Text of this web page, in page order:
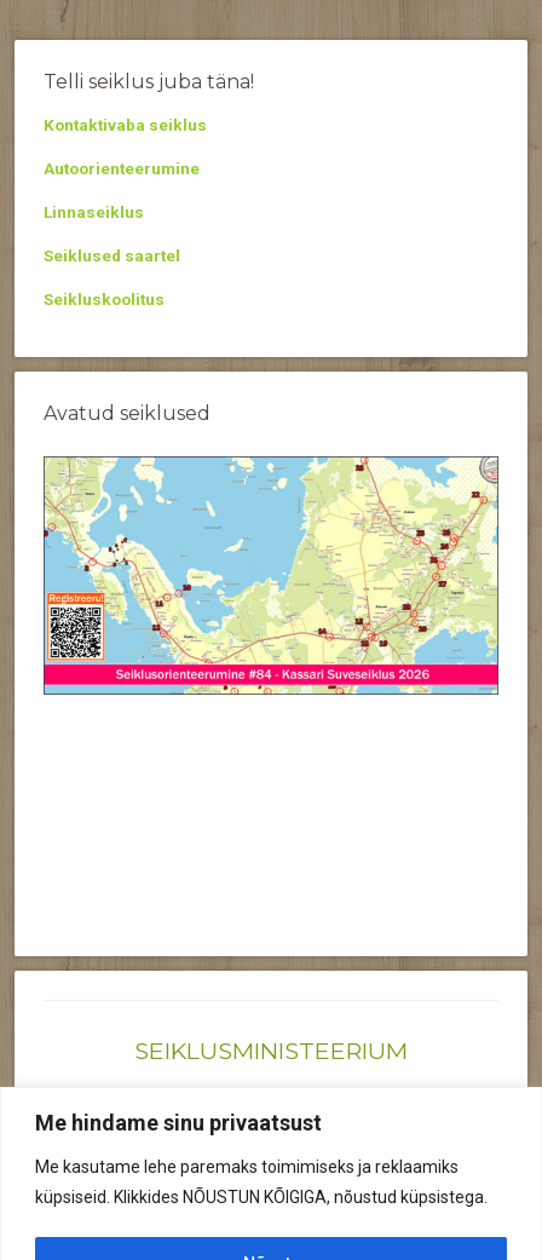
Me hindame sinu privaatsust
Me kasutame lehe paremaks toimimiseks ja reklaamiks
küpsiseid. Klikkides NÕUSTUN KÕIGIGA, nõustud küpsistega.
Telli seiklus juba täna!
Kontaktivaba seiklus
Autoorienteerumine
Linnaseiklus
Seiklused saartel
Seikluskoolitus
Avatud seiklused
SEIKLUSMINISTEERIUM
Reg nr: 12041719